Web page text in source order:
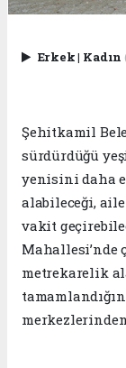
Erkek| Kadın
Şehitkamil
sürdürdüğü
yenisini daha
alabileceği,
vakit
Mahallesi’nde
metrekarelik